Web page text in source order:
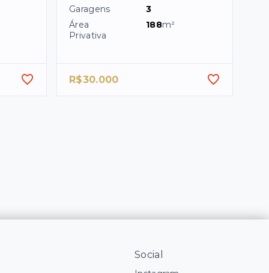
Garagens
3
Área
Privativa
188m²
R$30.000
Social